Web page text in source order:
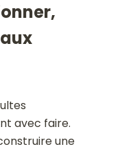
avec faire.
une